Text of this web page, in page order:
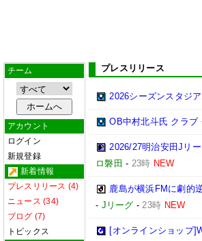
チーム
アカウント
ログイン
新規登録
新着情報
プレスリリース (4)
ニュース (34)
ブログ (7)
トピックス
プレスリリース
2026シーズンスタジ
OB中村北斗氏 クラブ
2026/27明治安田Jリ
ロ磐田 - 23時 NEW
鹿島が横浜FMに劇的
- Jリーグ -23時 NEW
[オンラインショップ